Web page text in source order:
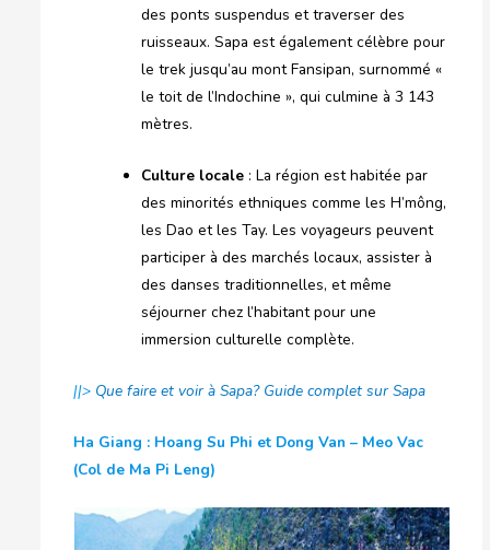
des ponts suspendus et traverser des
ruisseaux. Sapa est également célèbre pour
le trek jusqu’au mont Fansipan, surnommé «
le toit de l’Indochine », qui culmine à 3 143
mètres.
Culture locale: La région est habitée par
des minorités ethniques comme les H’mông,
les Dao et les Tay. Les voyageurs peuvent
participer à des marchés locaux, assister à
des danses traditionnelles, et même
séjourner chez l’habitant pour une
immersion culturelle complète.
||> Que faire et voir à Sapa? Guide complet sur Sapa
Ha Giang : Hoang Su Phi et Dong Van – Meo Vac
(Col de Ma Pi Leng)